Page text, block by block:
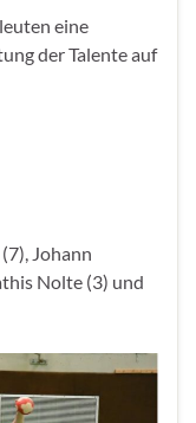
eine
der Talente auf
Johann
Nolte (3) und